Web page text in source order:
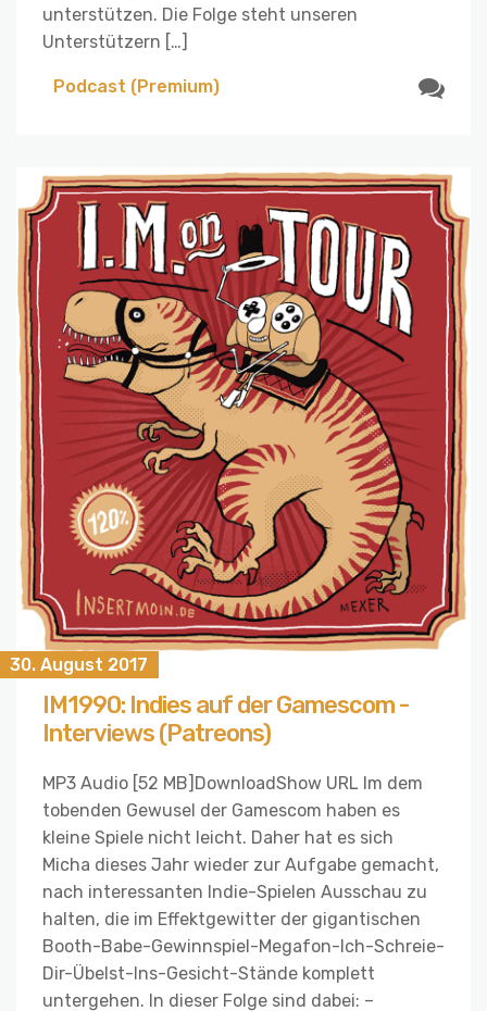
unterstützen. Die Folge steht unseren
Unterstützern […]
Podcast (Premium)
30. August 2017
IM1990: Indies auf der Gamescom -
Interviews (Patreons)
MP3 Audio [52 MB]DownloadShow URL Im dem
tobenden Gewusel der Gamescom haben es
kleine Spiele nicht leicht. Daher hat es sich
Micha dieses Jahr wieder zur Aufgabe gemacht,
nach interessanten Indie-Spielen Ausschau zu
halten, die im Effektgewitter der gigantischen
Booth-Babe-Gewinnspiel-Megafon-Ich-Schreie-
Dir-Übelst-Ins-Gesicht-Stände komplett
untergehen. In dieser Folge sind dabei: –